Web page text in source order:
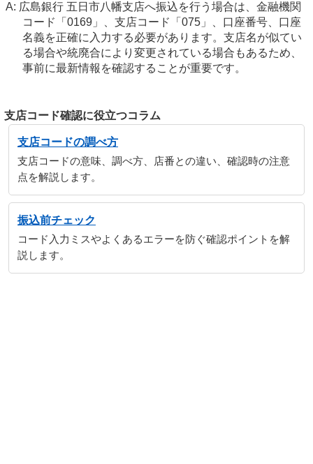
広島銀行 五日市八幡支店へ振込を行う場合は、金融機関
コード「0169」、支店コード「075」、口座番号、口座
名義を正確に入力する必要があります。支店名が似てい
る場合や統廃合により変更されている場合もあるため、
事前に最新情報を確認することが重要です。
支店コード確認に役立つコラム
支店コードの調べ方
支店コードの意味、調べ方、店番との違い、確認時の注意
点を解説します。
振込前チェック
コード入力ミスやよくあるエラーを防ぐ確認ポイントを解
説します。